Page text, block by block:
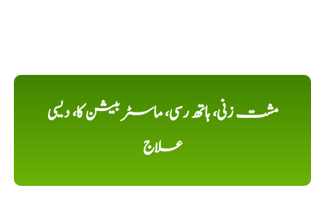
مشت زنی، ہاتھ رسی، ماسٹر بیشن کا، دیسی
علاج